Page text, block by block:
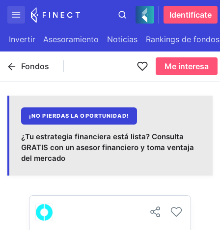
Identifícate
Invertir Asesoramiento Noticias Rankings de fondos
Fondos Me interesa
¡NO PIERDAS LA OPORTUNIDAD!
¿Tu estrategia financiera está lista? Consulta
GRATIS con un asesor financiero y toma ventaja
del mercado